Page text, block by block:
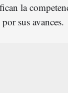
la
sus avances.